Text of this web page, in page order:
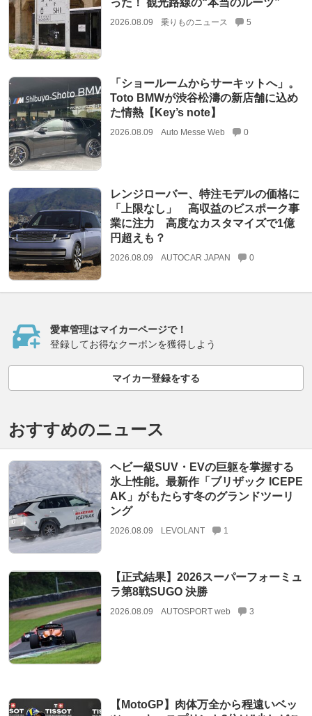
った！ 観光路線の“本当のルーツ”
2026.08.09 乗りものニュース 5
「ショールームからサーキットへ」。
Toto BMWが渋谷松濤の新店舗に込め
た情熱【Key’s note】
2026.08.09 Auto Messe Web 0
レンジローバー、特注モデルの価格に
「上限なし」 高収益のビスポーク事
業に注力 高度なカスタマイズで1億
円超えも？
2026.08.09 AUTOCAR JAPAN 0
愛車管理はマイカーページで！
登録してお得なクーポンを獲得しよう
マイカー登録をする
おすすめのニュース
ヘビー級SUV・EVの巨躯を掌握する
氷上性能。最新作「ブリザック ICEPE
AK」がもたらす冬のグランドツーリ
ング
2026.08.09 LEVOLANT 1
【正式結果】2026スーパーフォーミュ
ラ第8戦SUGO 決勝
2026.08.09 AUTOSPORT web 3
【MotoGP】肉体万全から程遠いベッ